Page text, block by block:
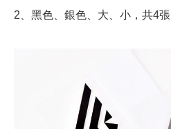
2、黑色、銀色、大、小，共4張